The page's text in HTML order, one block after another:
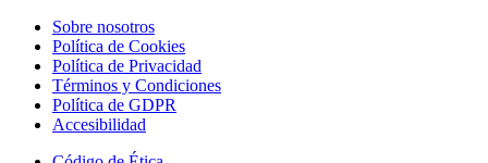
Sobre nosotros
Política de Cookies
Política de Privacidad
Términos y Condiciones
Política de GDPR
Accesibilidad